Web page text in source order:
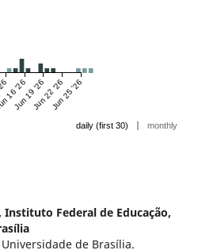
16 '26
Jun 19 '26Jun 22 '26Jun 25 '26
daily (first 30) | monthly
Instituto Federal de Educação,
de Brasília.